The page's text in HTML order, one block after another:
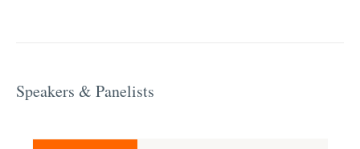
Speakers & Panelists